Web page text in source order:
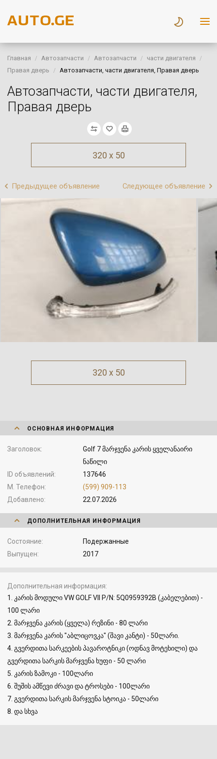
Главная Автозапчасти Автозапчасти
части двигателя
Правая дверь
Автозапчасти, части двигателя, Правая дверь
Автозапчасти, части двигателя,
Правая дверь
320 x 50
Предыдущее объявление Следующее объявление
320 x 50
ОСНОВНАЯ ИНФОРМАЦИЯ
Заголовок
Golf 7 მარჯვენა კარის ყველანაირი
ნაწილი
ID объявлений
137646
М. Телефон
(599) 909-113
Добавлено
22.07.2026
ДОПОЛНИТЕЛЬНАЯ ИНФОРМАЦИЯ
Состояние
Подержанные
Выпущен
2017
Дополнительная информация
1. კარის მოდული VW GOLF VII P/N: 5Q0959392B (კაბელებით) -
100 ლარი
2. მარჯვენა კარის (ყველა) რეზინი - 80 ლარი
3. მარჯვენა კარის "აბლიცოვკა" (შავი კანტი) - 50ლარი.
4. გვერდითა სარკეების პავაროტნიკი (ოდნავ მოტეხილი) და
გვერდითა სარკის მარჯვენა ხუფი - 50 ლარი
5. კარის ზამოკი - 100ლარი
6. შუშის ამწევი ძრავი და ტროსები - 100ლარი
7. გვერდითა სარკის მარჯვენა სტოიკა - 50ლარი
8. და სხვა